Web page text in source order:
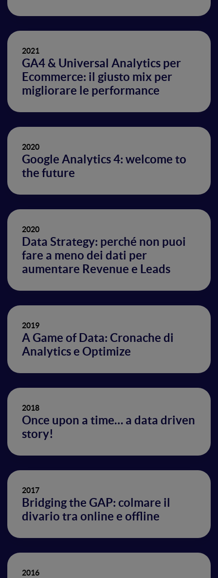
2021
GA4 & Universal Analytics per
Ecommerce: il giusto mix per
migliorare le performance
2020
Google Analytics 4: welcome to
the future
2020
Data Strategy: perché non puoi
fare a meno dei dati per
aumentare Revenue e Leads
2019
A Game of Data: Cronache di
Analytics e Optimize
2018
Once upon a time… a data driven
story!
2017
Bridging the GAP: colmare il
divario tra online e offline
2016